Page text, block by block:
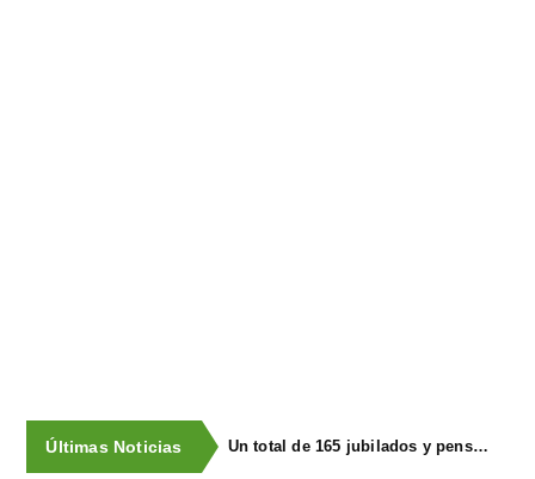
Últimas Noticias Un total de 165 jubilados y pensionistas de Llanera visitaron la FIDMA en una excursión organizada por Bienestar Social